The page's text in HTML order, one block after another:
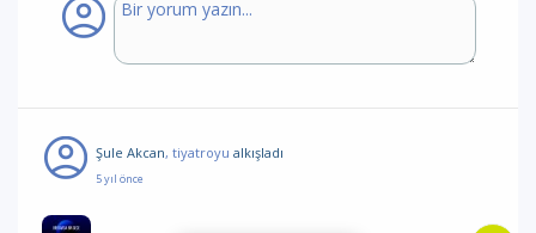
Şule Akcan, tiyatroyu alkışladı
5 yıl önce